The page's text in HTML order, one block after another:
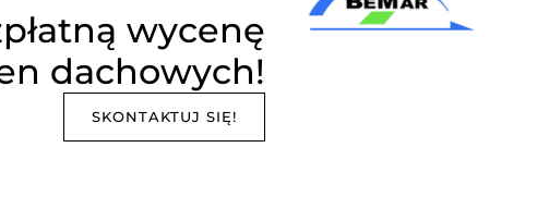
wycenę
dachowych!
SKONTAKTUJ SIĘ!